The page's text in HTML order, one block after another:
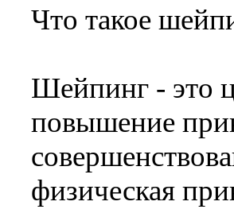
Что такое
Шейпинг - это
повышение
физическая